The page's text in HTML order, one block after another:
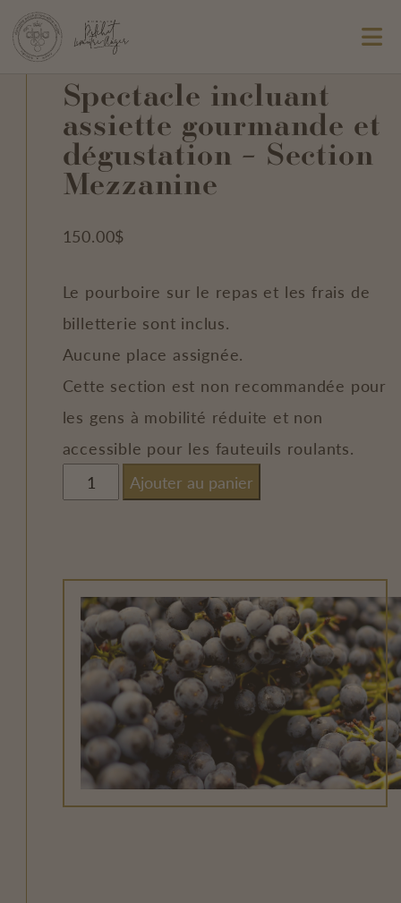
Spectacle incluant
assiette gourmande et
dégustation – Section
Mezzanine
150.00$
Le pourboire sur le repas et les frais de
billetterie sont inclus.
Aucune place assignée.
Cette section est non recommandée pour
les gens à mobilité réduite et non
accessible pour les fauteuils roulants.
quantité
assiette
gourmande
dégustation
Section
Mezzanine
Ajouter au panier